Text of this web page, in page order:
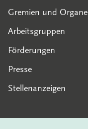
Gremien und Organe
Arbeitsgruppen
Förderungen
Presse
Stellenanzeigen